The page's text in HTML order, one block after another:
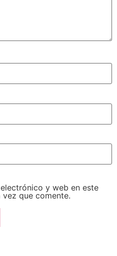
y web en este
que comente.